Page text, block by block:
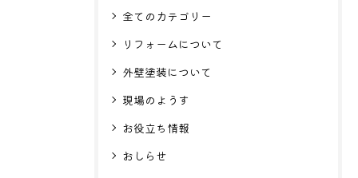
全てのカテゴリー
リフォームについて
外壁塗装について
現場のようす
お役立ち情報
おしらせ